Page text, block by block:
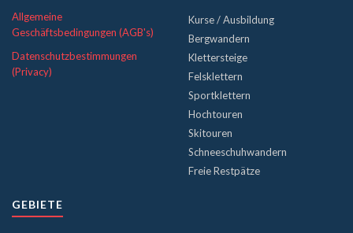
Allgemeine
Geschäftsbedingungen (AGB's)
Datenschutzbestimmungen
(Privacy)
Kurse / Ausbildung
Bergwandern
Klettersteige
Felsklettern
Sportklettern
Hochtouren
Skitouren
Schneeschuhwandern
Freie Restpätze
GEBIETE